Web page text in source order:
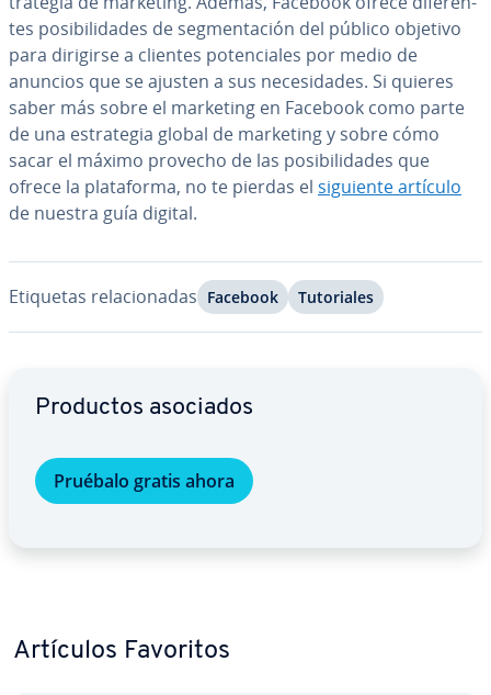
tes po­si­bi­li­da­des de se­g­me­n­ta­ción del público objetivo
para dirigirse a clientes po­te­n­cia­les por medio de
anuncios que se ajusten a sus ne­ce­si­da­des. Si quieres
saber más sobre el marketing en Facebook como parte
de una es­tra­te­gia global de marketing y sobre cómo
sacar el máximo provecho de las po­si­bi­li­da­des que
ofrece la pla­ta­fo­r­ma, no te pierdas el siguiente artículo
de nuestra guía digital.
Etiquetas re­la­cio­na­das Facebook Tu­to­ria­les
Productos asociados
Pruébalo gratis ahora
Artículos Favoritos